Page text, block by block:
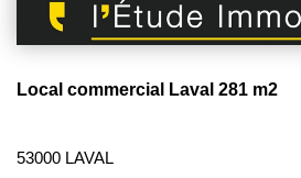
Local commercial Laval 281 m2
53000 LAVAL